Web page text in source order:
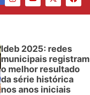
Ideb 2025: redes
municipais registram
o melhor resultado
da série histórica
nos anos iniciais